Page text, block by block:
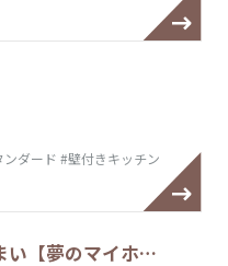
ダード #壁付きキッチン
【夢のマイホ…